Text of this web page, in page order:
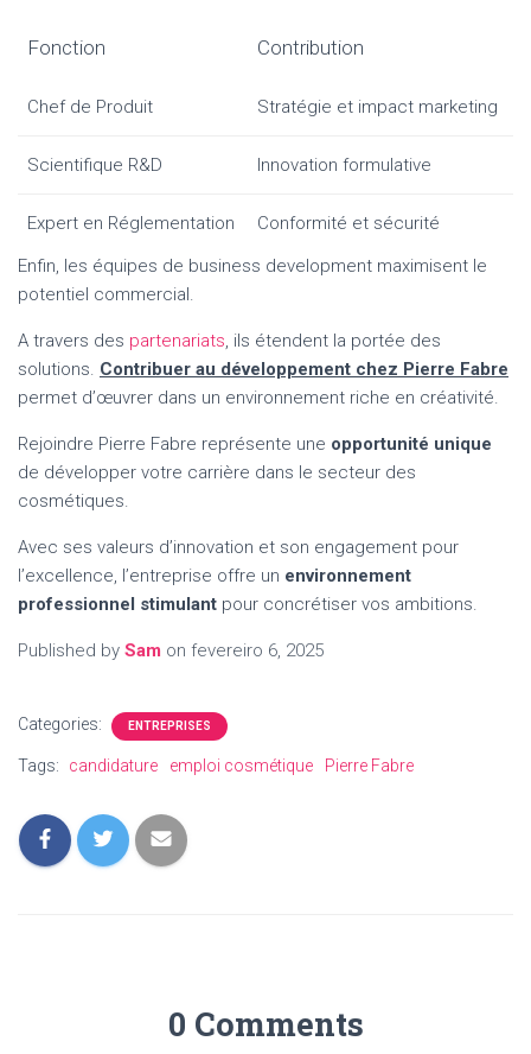
Fonction Contribution
Chef de Produit Stratégie et impact marketing
Scientifique R&D Innovation formulative
Expert en Réglementation
Conformité et sécurité
Enfin, les équipes de business development maximisent le
potentiel commercial.
A travers des partenariats, ils étendent la portée des
solutions. Contribuer au développement chez Pierre Fabre
permet d’œuvrer dans un environnement riche en créativité.
Rejoindre Pierre Fabre représente une opportunité unique
de développer votre carrière dans le secteur des
cosmétiques.
Avec ses valeurs d’innovation et son engagement pour
l’excellence, l’entreprise offre un environnement
professionnel stimulant pour concrétiser vos ambitions.
Published by Sam on fevereiro 6, 2025
Categories: ENTREPRISES
Tags: candidature emploi cosmétique Pierre Fabre
0 Comments